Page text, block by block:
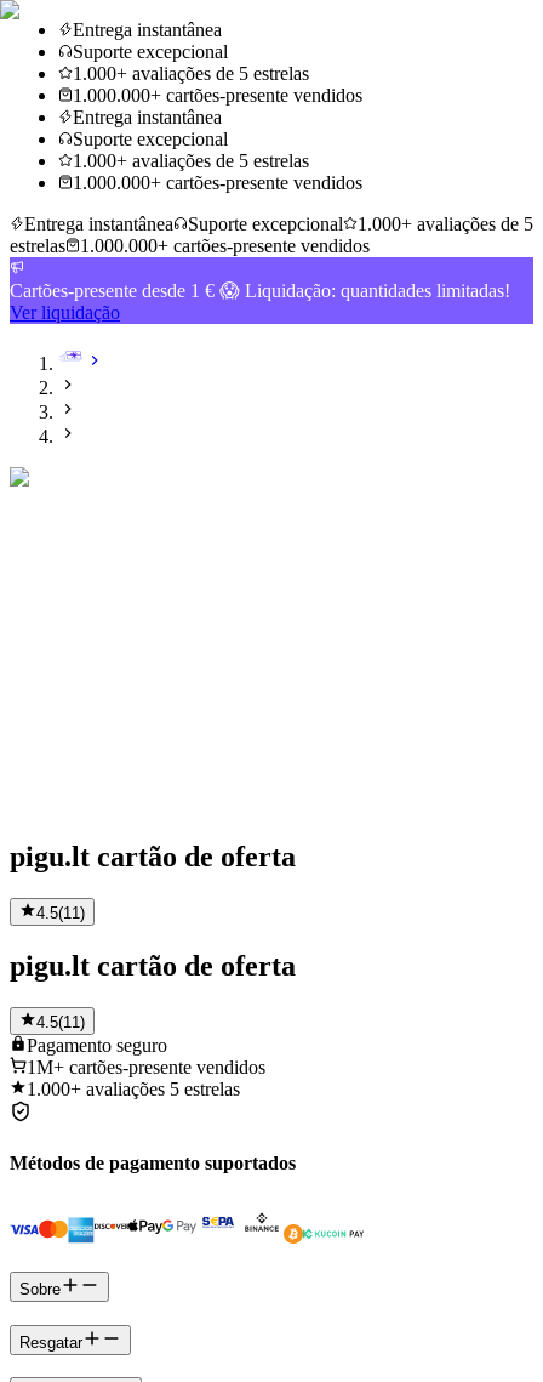
Entrega instantânea
Suporte excepcional
1.000+ avaliações de 5 estrelas
1.000.000+ cartões-presente vendidos
Entrega instantânea
Suporte excepcional
1.000+ avaliações de 5 estrelas
1.000.000+ cartões-presente vendidos
Entrega instantânea
Suporte excepcional
1.000+ avaliações de 5
estrelas
1.000.000+ cartões-presente vendidos
Cartões-presente desde 1 € 😱 Liquidação: quantidades limitadas!
Ver liquidação
pigu.lt cartão de oferta
4.5(11 )
pigu.lt cartão de oferta
4.5(11)
Pagamento seguro
1M+ cartões-presente vendidos
1.000+ avaliações 5 estrelas
Métodos de pagamento suportados
Sobre
Resgatar